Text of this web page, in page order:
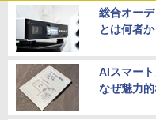
総合オー
とは何者か
AIスマー
なぜ魅力的